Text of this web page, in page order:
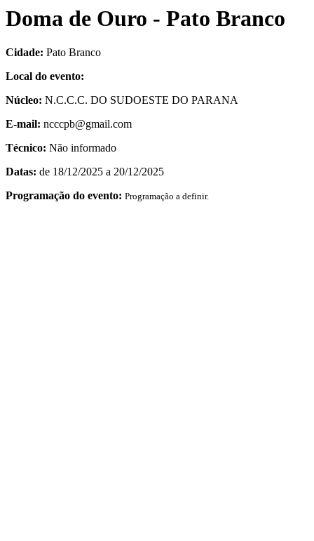
Doma de Ouro - Pato Branco
Cidade: Pato Branco
Local do evento:
Núcleo: N.C.C.C. DO SUDOESTE DO PARANA
E-mail: ncccpb@gmail.com
Técnico: Não informado
Datas: de 18/12/2025 a 20/12/2025
Programação do evento: Programação a definir.